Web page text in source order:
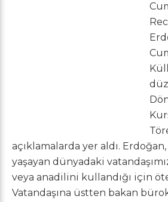
açıklamalarda yer aldı.
yaşayan dünyadaki
veya anadilini kullandığı için
Vatandaşına üstten bakan